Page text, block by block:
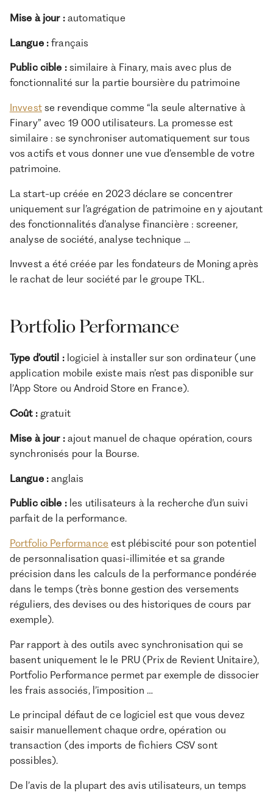
Mise à jour : automatique
Langue :français
Public cible :similaire à Finary, mais avec plus de
fonctionnalité sur la partie boursière du patrimoine
Invvestse revendique comme “la seule alternative à
Finary” avec 19 000 utilisateurs. La promesse est
similaire : se synchroniser automatiquement sur tous
vos actifs et vous donner une vue d’ensemble de votre
patrimoine.
La start-up créée en 2023 déclare se concentrer
uniquement sur l’agrégation de patrimoine en y ajoutant
des fonctionnalités d’analyse financière : screener,
analyse de société, analyse technique …
Invvest a été créée par les fondateurs de Moning après
le rachat de leur société par le groupe TKL.
Portfolio Performance
Type d’outil : logiciel à installer sur son ordinateur (une
application mobile existe mais n’est pas disponible sur
l’App Store ou Android Store en France).
Coût : gratuit
Mise à jour : ajout manuel de chaque opération, cours
synchronisés pour la Bourse.
Langue :anglais
Public cible : les utilisateurs à la recherche d’un suivi
parfait de la performance.
Portfolio Performance est plébiscité pour son potentiel
de personnalisation quasi-illimitée et sa grande
précision dans les calculs de la performance pondérée
dans le temps (très bonne gestion des versements
réguliers, des devises ou des historiques de cours par
exemple).
Par rapport à des outils avec synchronisation qui se
basent uniquement le le PRU (Prix de Revient Unitaire),
Portfolio Performance permet par exemple de dissocier
les frais associés, l’imposition …
Le principal défaut de ce logiciel est que vous devez
saisir manuellement chaque ordre, opération ou
transaction (des imports de fichiers CSV sont
possibles).
De l’avis de la plupart des avis utilisateurs, un temps